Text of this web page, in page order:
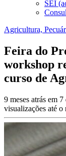
SEI
Agricultura,
Feira do
workshop
curso de
9 meses atrás em
visualizações até o